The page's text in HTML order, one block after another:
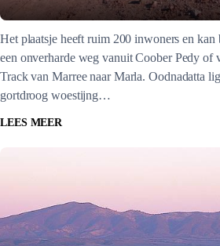
Het plaatsje heeft ruim 200 inwoners en
een onverharde weg vanuit Coober Pedy of
Track van Marree naar Marla. Oodnadatta
gortdroog woestijng…
LEES MEER